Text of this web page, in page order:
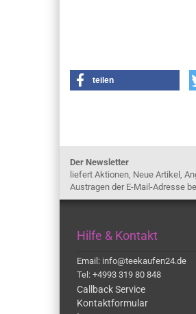
teilen
Der Newsletter
liefert Aktionen, Neue Artikel,
Austragen der E-Mail-Adresse
Hilfe & Kontakt
Email: info@teekaufen24.de
Tel: +4993 319 80 848
Callback Service
Kontaktformular